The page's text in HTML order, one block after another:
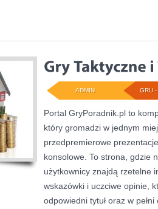
GRU
ADMIN
Portal GryPoradnik.pl to
który gromadzi w jednym
przedpremierowe
konsolowe. To strona, gdzie
użytkownicy znajdą rzetelne
wskazówki i uczciwe opinie,
odpowiedni tytuł oraz w